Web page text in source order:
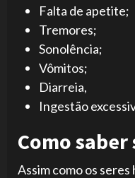
Falta de apetite;
Tremores;
Sonolência;
Vômitos;
Diarreia,
Ingestão
Como
Assim como os